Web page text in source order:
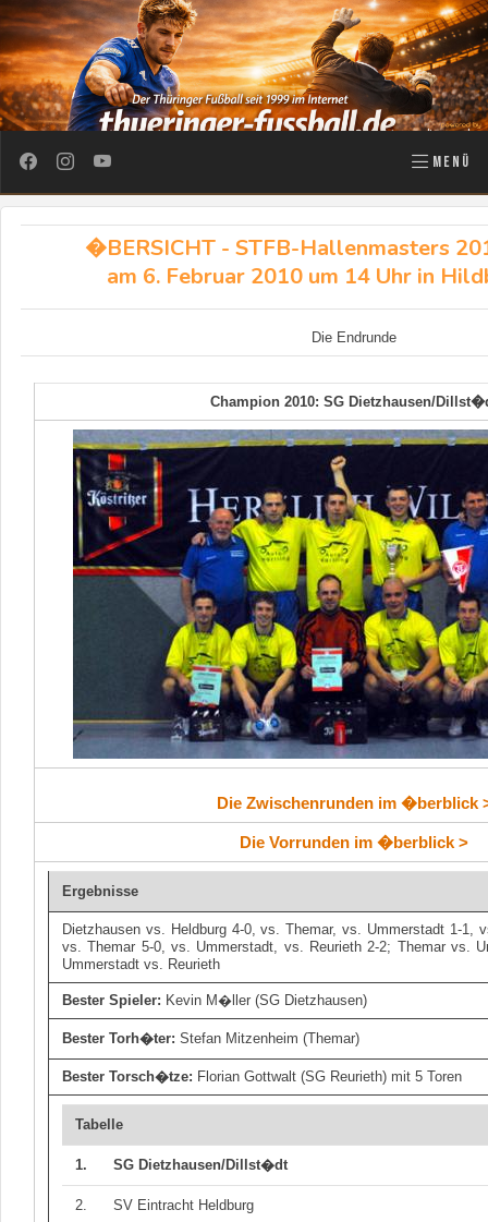
MENÜ
�BERSICHT - STFB-Hallenmasters
am 6. Februar 2010 um 14 Uhr in
Die Endrunde
Champion 2010: SG Dietzhausen/
Die Zwischenrunden im �berblick
Die Vorrunden im �berblick >
Ergebnisse
Dietzhausen vs. Heldburg 4-0, vs. Themar, vs. Ummerstadt 1-1,
vs. Themar 5-0, vs. Ummerstadt, vs. Reurieth 2-2; Themar vs.
Ummerstadt vs. Reurieth
Bester Spieler: Kevin M�ller (SG Dietzhausen)
Bester Torh�ter: Stefan Mitzenheim (Themar)
Bester Torsch�tze: Florian Gottwalt (SG Reurieth) mit 5 Toren
Tabelle
1. SG Dietzhausen/Dillst�dt
2. SV Eintracht Heldburg